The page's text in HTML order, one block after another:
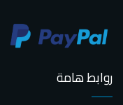
روابط هامة